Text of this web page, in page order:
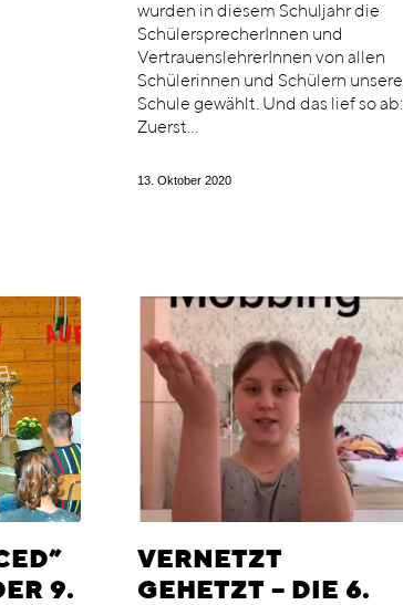
wurden in diesem Schuljahr die
SchülersprecherInnen und
VertrauenslehrerInnen von allen
Schülerinnen und Schülern
Schule gewählt. Und das lief so ab:
Zuerst…
13. Oktober 2020
9.
VERNETZT
GEHETZT – DIE 6.